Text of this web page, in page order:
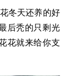
冬天还养的好
后秃的只剩光
花就来给你支